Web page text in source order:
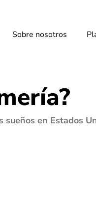
Sobre nosotros
sueños en Estados